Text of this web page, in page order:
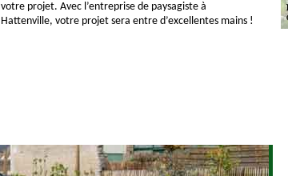
votre projet. Avec l’entreprise de paysagiste à
Hattenville, votre projet sera entre d’excellentes mains !